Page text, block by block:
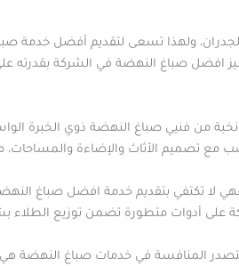
ولهذا تسعى لتقديم أفضل خدمة صباغ
افضل صباغ النهضة في الشركة بقدرته
فنيي صباغ النهضة ذوي الخبرة الواسعة
مع تصميم الأثاث والإضاءة
لا تكتفي بتقديم خدمة افضل صباغ
على أدوات متطورة تضمن توزيع
المنافسة في خدمات صباغ النهضة هي